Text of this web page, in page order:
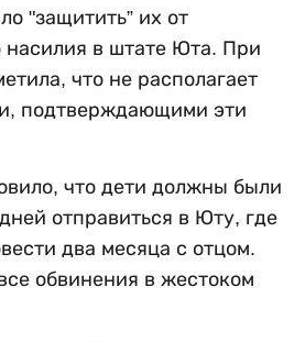
"защитить” их от
насилия в штате Юта. При
что не располагает
подтверждающими эти
что дети должны были
отправиться в Юту, где
два месяца с отцом.
обвинения в жестоком